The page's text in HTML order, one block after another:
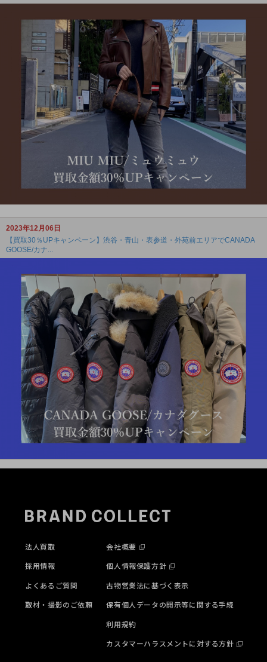
2023年12月06日
【買取30％UPキャンペーン】渋谷・青山・表参道・外苑前エリアでCANADA
GOOSE/カナ...
法人買取
採用情報
よくあるご質問
取材・撮影のご依頼
会社概要
個人情報保護方針
古物営業法に基づく表示
保有個人データの開示等に関する手続
利用規約
カスタマーハラスメントに対する方針